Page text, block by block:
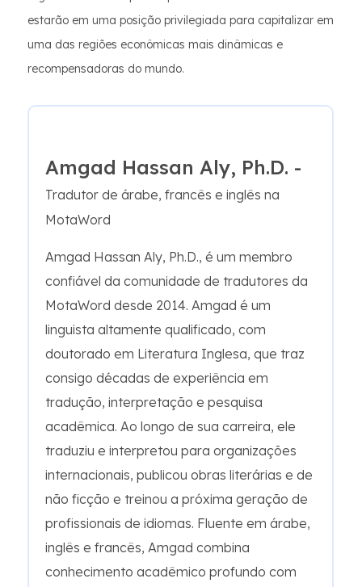
estarão em uma posição privilegiada para capitalizar em
uma das regiões econômicas mais dinâmicas e
recompensadoras do mundo.
Amgad Hassan Aly, Ph.D. -
Tradutor de árabe, francês e inglês na
MotaWord
Amgad Hassan Aly, Ph.D., é um membro
confiável da comunidade de tradutores da
MotaWord desde 2014. Amgad é um
linguista altamente qualificado, com
doutorado em Literatura Inglesa, que traz
consigo décadas de experiência em
tradução, interpretação e pesquisa
acadêmica. Ao longo de sua carreira, ele
traduziu e interpretou para organizações
internacionais, publicou obras literárias e de
não ficção e treinou a próxima geração de
profissionais de idiomas. Fluente em árabe,
inglês e francês, Amgad combina
conhecimento acadêmico profundo com